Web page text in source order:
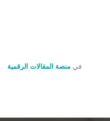
في منصة المقالات الرقمية